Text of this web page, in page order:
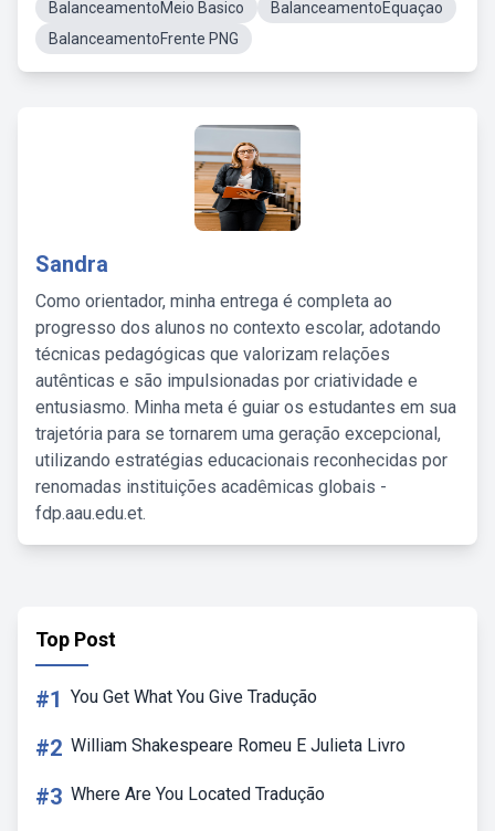
BalanceamentoMeio Basico
BalanceamentoEquaçao
BalanceamentoFrente PNG
Sandra
Como orientador, minha entrega é completa ao
progresso dos alunos no contexto escolar, adotando
técnicas pedagógicas que valorizam relações
autênticas e são impulsionadas por criatividade e
entusiasmo. Minha meta é guiar os estudantes em sua
trajetória para se tornarem uma geração excepcional,
utilizando estratégias educacionais reconhecidas por
renomadas instituições acadêmicas globais -
fdp.aau.edu.et.
Top Post
#1 You Get What You Give Tradução
#2 William Shakespeare Romeu E Julieta Livro
#3 Where Are You Located Tradução